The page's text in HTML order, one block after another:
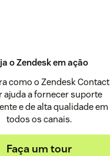
o Zendesk em ação
como o Zendesk Contact
ajuda a fornecer suporte
e de alta qualidade em
todos os canais.
Faça um tour